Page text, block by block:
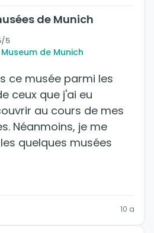
de Munich
5
de Munich
ce musée parmi les
ceux que j'ai eu
au cours de mes
Néanmoins, je me
quelques musées
10 a